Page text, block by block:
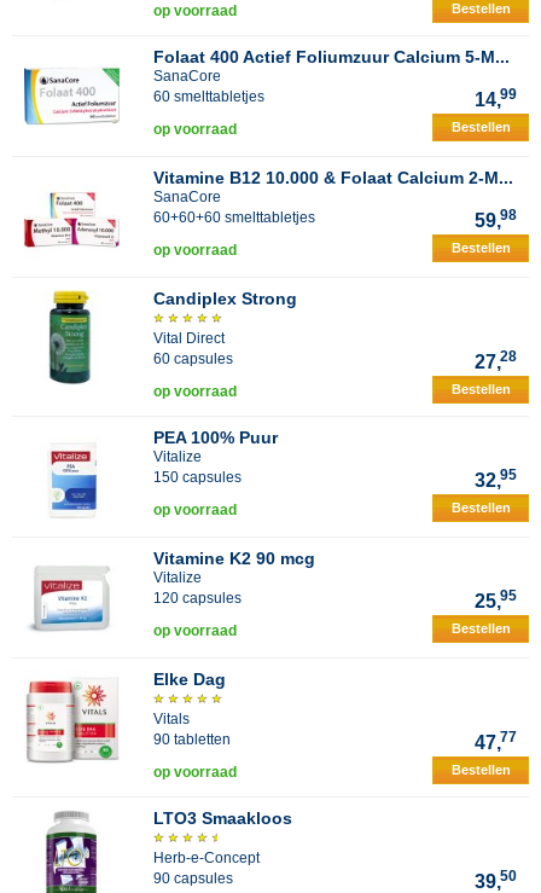
op voorraad Bestellen
Folaat 400 Actief Foliumzuur Calcium 5-M...
SanaCore
60 smelttabletjes
14,99
op voorraad Bestellen
Vitamine B12 10.000 & Folaat Calcium 2-M...
SanaCore
60+60+60 smelttabletjes
59,98
op voorraad Bestellen
Candiplex Strong
Vital Direct
60 capsules
27,28
op voorraad Bestellen
PEA 100% Puur
Vitalize
150 capsules
32,95
op voorraad Bestellen
Vitamine K2 90 mcg
Vitalize
120 capsules
25,95
op voorraad Bestellen
Elke Dag
Vitals
90 tabletten
47,77
op voorraad Bestellen
LTO3 Smaakloos
Herb-e-Concept
90 capsules
39,50